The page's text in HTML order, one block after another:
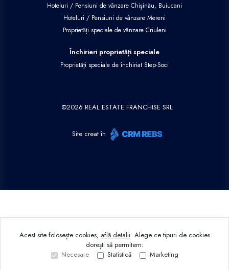
Hoteluri / Pensiuni de vânzare Chișinău, Buiucani
Hoteluri / Pensiuni de vânzare Mereni
Proprietăți speciale de vânzare Criuleni
Închirieri proprietăți speciale
Proprietăți speciale de închiriat Step-Soci
©2026 REAL ESTATE FRANCHISE SRL
Site creat în
Acest site folosește cookies, află detalii. Alege ce tipuri de cookies
dorești să permitem:
Necesare
Statistică Marketing